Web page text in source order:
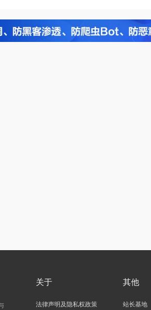
关于
法律声明及隐私权政策
其他
站长基地